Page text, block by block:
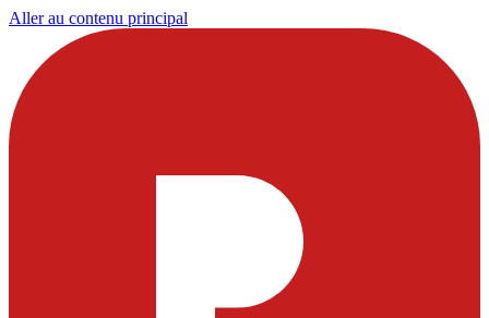
Aller au contenu principal